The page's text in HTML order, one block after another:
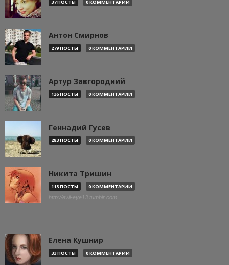
37 ПОСТЫ 0 КОММЕНТАРИИ
Антон Смирнов
279 ПОСТЫ 0 КОММЕНТАРИИ
Артур Завгородний
136 ПОСТЫ 0 КОММЕНТАРИИ
Геннадий Гусев
283 ПОСТЫ 0 КОММЕНТАРИИ
Никита Тришин
113 ПОСТЫ 0 КОММЕНТАРИИ
http://evil-eye13.tumblr.com
Елена Кушнир
33 ПОСТЫ 0 КОММЕНТАРИИ